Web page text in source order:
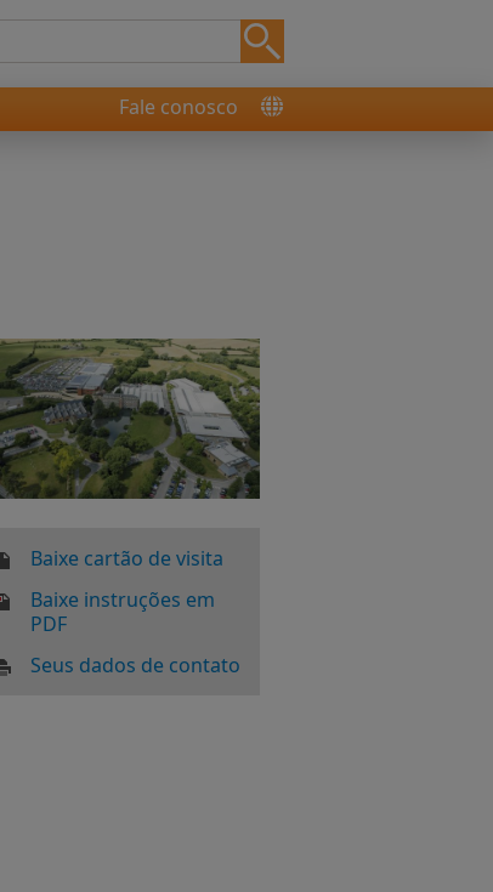
Fale conosco
Baixe cartão de visita
Baixe instruções em
PDF
Seus dados de contato